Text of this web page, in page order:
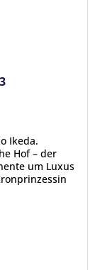
Ikeda.
Hof – der
um Luxus